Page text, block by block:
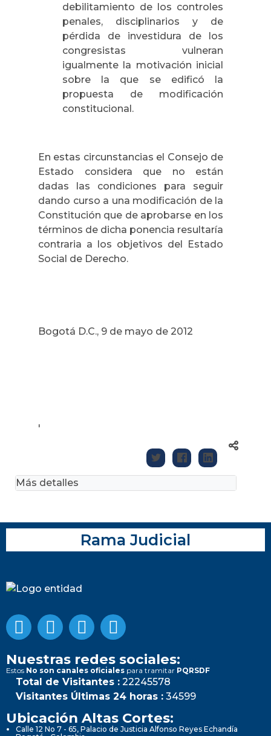
debilitamiento de los controles
penales, disciplinarios y de
pérdida de investidura de los
congresistas vulneran
igualmente la motivación inicial
sobre la que se edificó la
propuesta de modificación
constitucional.
En estas circunstancias el Consejo de
Estado considera que no están
dadas las condiciones para seguir
dando curso a una modificación de la
Constitución que de aprobarse en los
términos de dicha ponencia resultaría
contraria a los objetivos del Estado
Social de Derecho.
Bogotá D.C., 9 de mayo de 2012
'
Más detalles
Rama Judicial
Nuestras redes sociales:
Estos No son canales oficiales para tramitar PQRSDF
Total de Visitantes : 22245578
Visitantes Últimas 24 horas : 34599
Ubicación Altas Cortes:
Calle 12 No 7 - 65, Palacio de Justicia Alfonso Reyes Echandía